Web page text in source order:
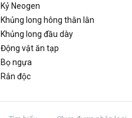
Kỷ Neogen
Khủng long hông thằn lằn
Khủng long đầu dày
Động vật ăn tạp
Bọ ngựa
Rắn độc